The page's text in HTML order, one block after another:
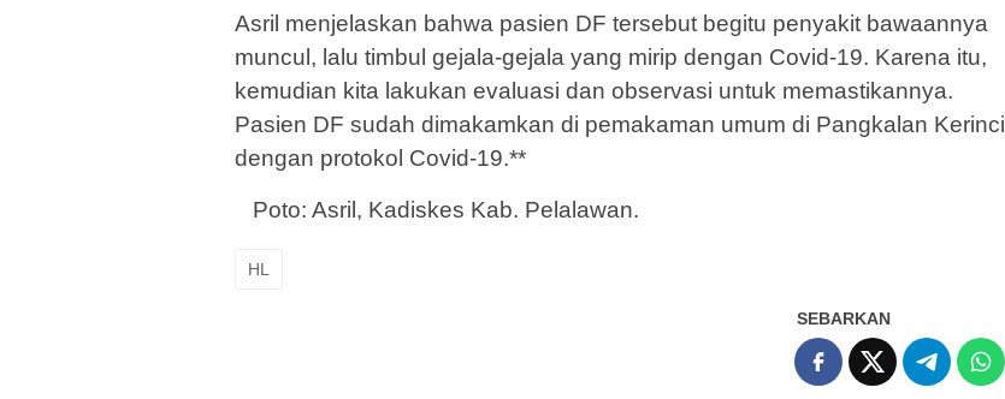
Asril menjelaskan bahwa pasien DF tersebut begitu penyakit bawaannya
muncul, lalu timbul gejala-gejala yang mirip dengan Covid-19. Karena itu,
kemudian kita lakukan evaluasi dan observasi untuk memastikannya.
Pasien DF sudah dimakamkan di pemakaman umum di Pangkalan Kerinci
dengan protokol Covid-19.**
Poto: Asril, Kadiskes Kab. Pelalawan.
HL
SEBARKAN